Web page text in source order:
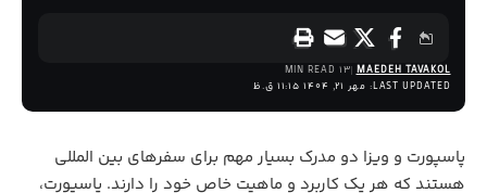
LAST UPDATED: مهر 21, 1404 11:15 ق.ظ
MAEDEH TAVAKOL
13 MIN READ
پاسپورت و ویزا دو مدرک بسیار مهم برای سفرهای بین‌ المللی
هستند که هر یک کاربرد و ماهیت خاص خود را دارند. پاسپورت،